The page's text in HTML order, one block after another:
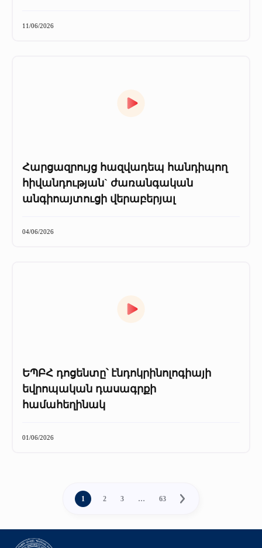
11/06/2026
Հարցազրույց հազվադեպ հանդիպող
հիվանդության` ժառանգական
անգիոայտուցի վերաբերյալ
04/06/2026
ԵՊԲՀ դոցենտը՝ էնդոկրինոլոգիայի
եվրոպական դասագրքի
համահեղինակ
01/06/2026
1 2 3 … 63